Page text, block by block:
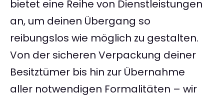
bietet eine Reihe von Dienstleistungen
an, um deinen Übergang so
reibungslos wie möglich zu gestalten.
Von der sicheren Verpackung deiner
Besitztümer bis hin zur Übernahme
aller notwendigen Formalitäten – wir